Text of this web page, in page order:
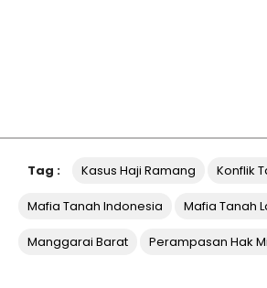
Tag : Kasus Haji Ramang Konflik
Mafia Tanah Indonesia Mafia Tanah
Manggarai Barat Perampasan Hak